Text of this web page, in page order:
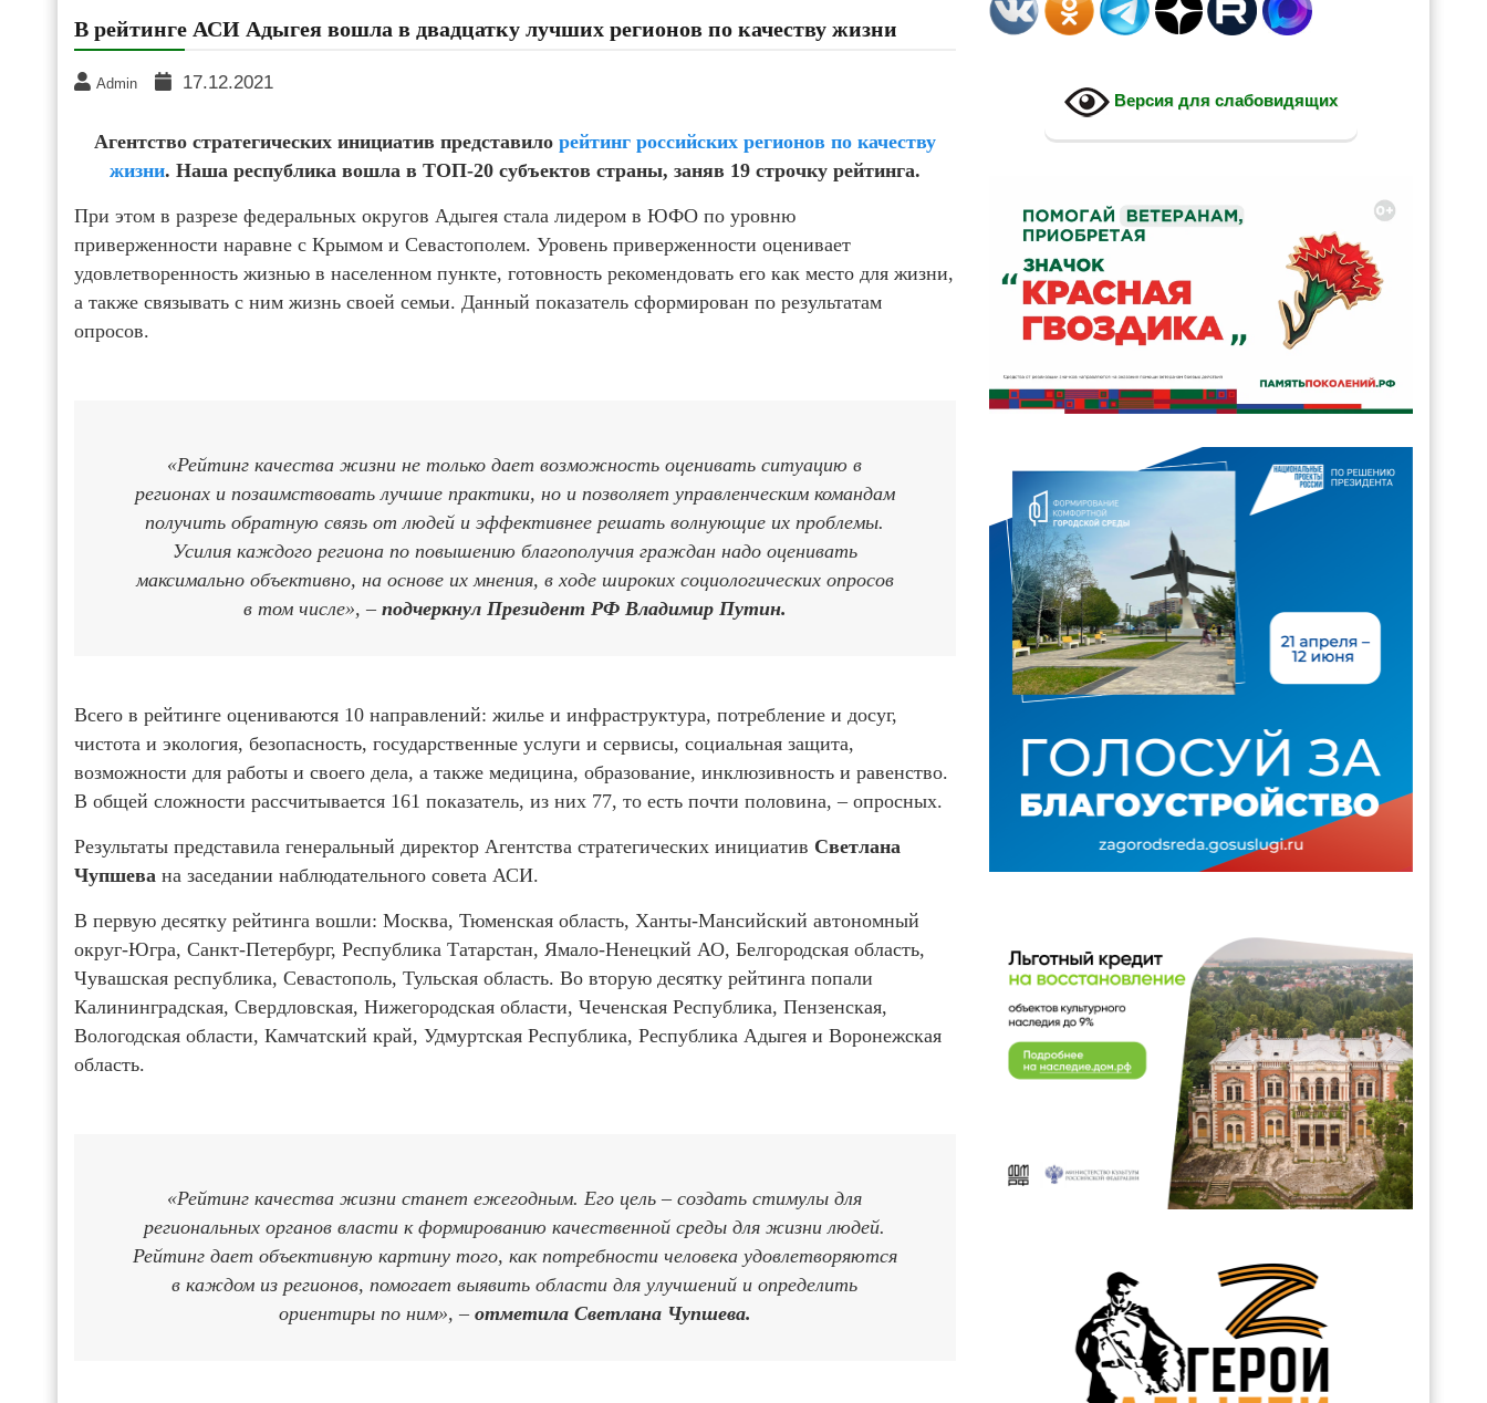
В рейтинге АСИ Адыгея вошла в двадцатку лучших регионов по качеству жизни
Admin 17.12.2021
Агентство стратегических инициатив представило рейтинг российских регионов по качеству
жизни. Наша республика вошла в ТОП-20 субъектов страны, заняв 19 строчку рейтинга.
При этом в разрезе федеральных округов Адыгея стала лидером в ЮФО по уровню
приверженности наравне с Крымом и Севастополем. Уровень приверженности оценивает
удовлетворенность жизнью в населенном пункте, готовность рекомендовать его как место для жизни,
а также связывать с ним жизнь своей семьи. Данный показатель сформирован по результатам
опросов.
«Рейтинг качества жизни не только дает возможность оценивать ситуацию в
регионах и позаимствовать лучшие практики, но и позволяет управленческим командам
получить обратную связь от людей и эффективнее решать волнующие их проблемы.
Усилия каждого региона по повышению благополучия граждан надо оценивать
максимально объективно, на основе их мнения, в ходе широких социологических опросов
в том числе», – подчеркнул Президент РФ Владимир Путин.
Всего в рейтинге оцениваются 10 направлений: жилье и инфраструктура, потребление и досуг,
чистота и экология, безопасность, государственные услуги и сервисы, социальная защита,
возможности для работы и своего дела, а также медицина, образование, инклюзивность и равенство.
В общей сложности рассчитывается 161 показатель, из них 77, то есть почти половина, – опросных.
Результаты представила генеральный директор Агентства стратегических инициатив Светлана
Чупшева на заседании наблюдательного совета АСИ.
В первую десятку рейтинга вошли: Москва, Тюменская область, Ханты-Мансийский автономный
округ-Югра, Санкт-Петербург, Республика Татарстан, Ямало-Ненецкий АО, Белгородская область,
Чувашская республика, Севастополь, Тульская область. Во вторую десятку рейтинга попали
Калининградская, Свердловская, Нижегородская области, Чеченская Республика, Пензенская,
Вологодская области, Камчатский край, Удмуртская Республика, Республика Адыгея и Воронежская
область.
«Рейтинг качества жизни станет ежегодным. Его цель – создать стимулы для
региональных органов власти к формированию качественной среды для жизни людей.
Рейтинг дает объективную картину того, как потребности человека удовлетворяются
в каждом из регионов, помогает выявить области для улучшений и определить
ориентиры по ним», – отметила Светлана Чупшева.
Версия для слабовидящих